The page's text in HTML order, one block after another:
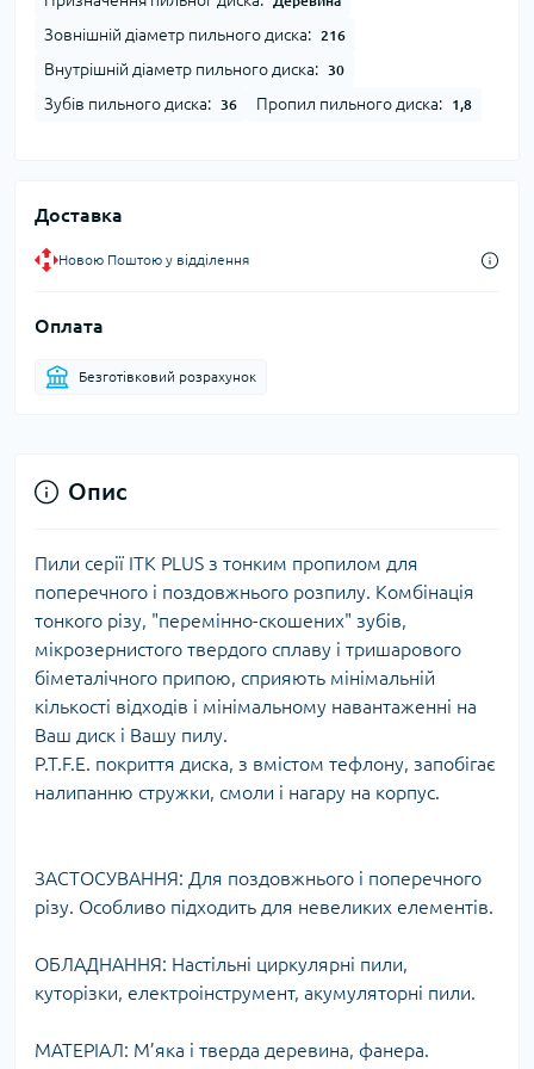
Зовнішній діаметр пильного диска: 216
Внутрішній діаметр пильного диска: 30
Зубів пильного диска: 36 Пропил пильного диска: 1,8
Доставка
Новою Поштою у відділення
Оплата
Безготівковий розрахунок
Опис
Пили серії ITK PLUS з тонким пропилом для
поперечного і поздовжнього розпилу. Комбінація
тонкого різу, "перемінно-скошених" зубів,
мікрозернистого твердого сплаву і тришарового
біметалічного припою, сприяють мінімальній
кількості відходів і мінімальному навантаженні на
Ваш диск і Вашу пилу.
P.T.F.E. покриття диска, з вмістом тефлону, запобігає
налипанню стружки, смоли і нагару на корпус.
ЗАСТОСУВАННЯ: Для поздовжнього і поперечного
різу. Особливо підходить для невеликих елементів.
ОБЛАДНАННЯ: Настільні циркулярні пили,
куторізки, електроінструмент, акумуляторні пили.
МАТЕРІАЛ: М’яка і тверда деревина, фанера.